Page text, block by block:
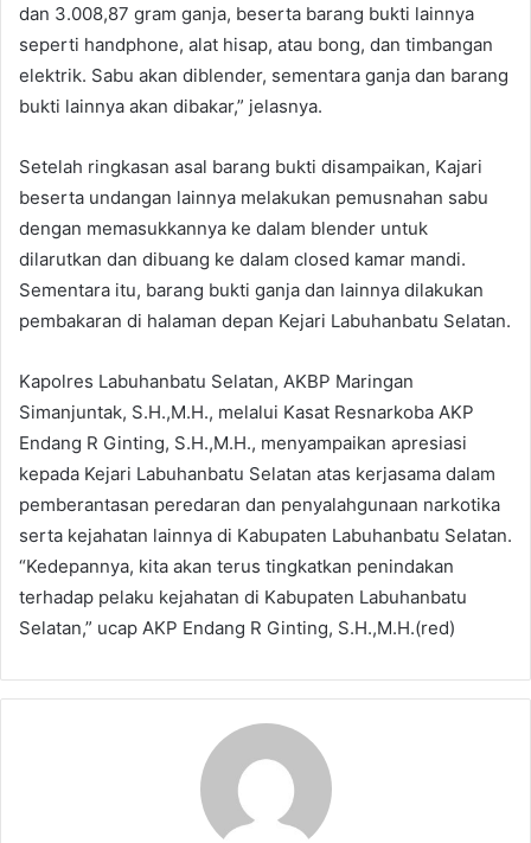
dan 3.008,87 gram ganja, beserta barang bukti lainnya
seperti handphone, alat hisap, atau bong, dan timbangan
elektrik. Sabu akan diblender, sementara ganja dan barang
bukti lainnya akan dibakar,” jelasnya.
Setelah ringkasan asal barang bukti disampaikan, Kajari
beserta undangan lainnya melakukan pemusnahan sabu
dengan memasukkannya ke dalam blender untuk
dilarutkan dan dibuang ke dalam closed kamar mandi.
Sementara itu, barang bukti ganja dan lainnya dilakukan
pembakaran di halaman depan Kejari Labuhanbatu Selatan.
Kapolres Labuhanbatu Selatan, AKBP Maringan
Simanjuntak, S.H.,M.H., melalui Kasat Resnarkoba AKP
Endang R Ginting, S.H.,M.H., menyampaikan apresiasi
kepada Kejari Labuhanbatu Selatan atas kerjasama dalam
pemberantasan peredaran dan penyalahgunaan narkotika
serta kejahatan lainnya di Kabupaten Labuhanbatu Selatan.
“Kedepannya, kita akan terus tingkatkan penindakan
terhadap pelaku kejahatan di Kabupaten Labuhanbatu
Selatan,” ucap AKP Endang R Ginting, S.H.,M.H.(red)